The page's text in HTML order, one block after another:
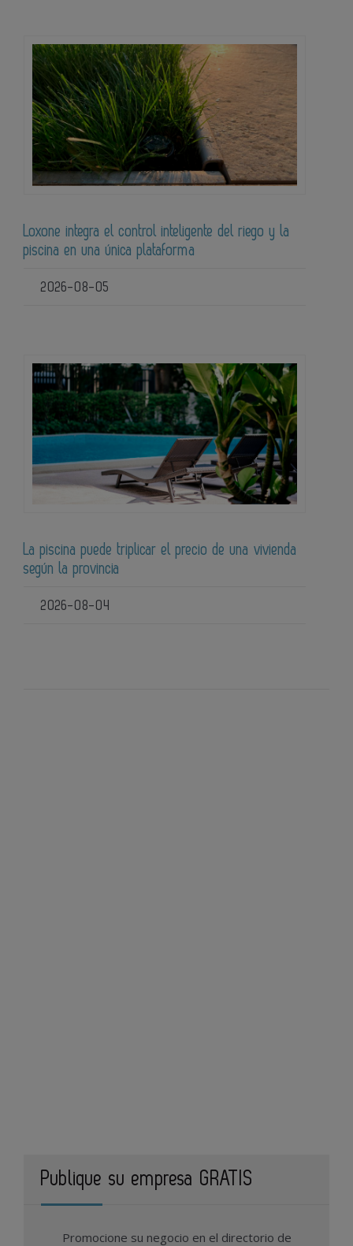
Loxone integra el control inteligente del riego y la
piscina en una única plataforma
2026-08-05
La piscina puede triplicar el precio de una vivienda
según la provincia
2026-08-04
Publique su empresa GRATIS
Promocione su negocio en el directorio de